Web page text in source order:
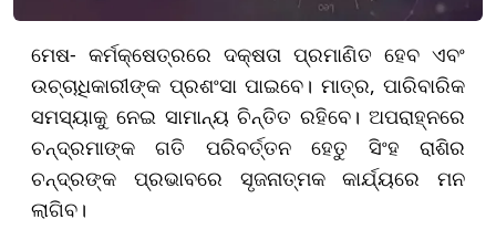
ମେଷ- କର୍ମକ୍ଷେତ୍ରରେ ଦକ୍ଷତା ପ୍ରମାଣିତ ହେବ ଏବଂ
ଉଚ୍ଚାଧିକାରୀଙ୍କ ପ୍ରଶଂସା ପାଇବେ। ମାତ୍ର, ପାରିବାରିକ
ସମସ୍ୟାକୁ ନେଇ ସାମାନ୍ୟ ଚିନ୍ତିତ ରହିବେ। ଅପରାହ୍ନରେ
ଚନ୍ଦ୍ରମାଙ୍କ ଗତି ପରିବର୍ତ୍ତନ ହେତୁ ସିଂହ ରାଶିର
ଚନ୍ଦ୍ରଙ୍କ ପ୍ରଭାବରେ ସୃଜନାତ୍ମକ କାର୍ଯ୍ୟରେ ମନ
ଲାଗିବ।